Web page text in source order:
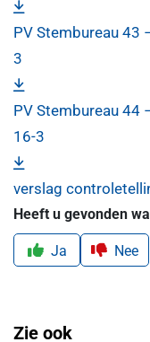
PV Stembureau 43
3
PV Stembureau 44
16-3
verslag
Heeft u gevonden
Ja Nee
Zie ook